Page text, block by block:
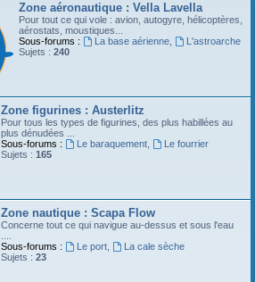
Zone aéronautique : Vella Lavella
Pour tout ce qui vole : avion, autogyre, hélicoptères,
aérostats, moustiques...
Sous-forums :
La base aérienne,
L'astroarche
Sujets : 240
Zone figurines : Austerlitz
Pour tous les types de figurines, des plus habillées au
plus dénudées ...
Sous-forums :
Le baraquement,
Le fourrier
Sujets : 165
Zone nautique : Scapa Flow
Concerne tout ce qui navigue au-dessus et sous l'eau
Sous-forums :
Le port,
La cale sèche
Sujets : 23